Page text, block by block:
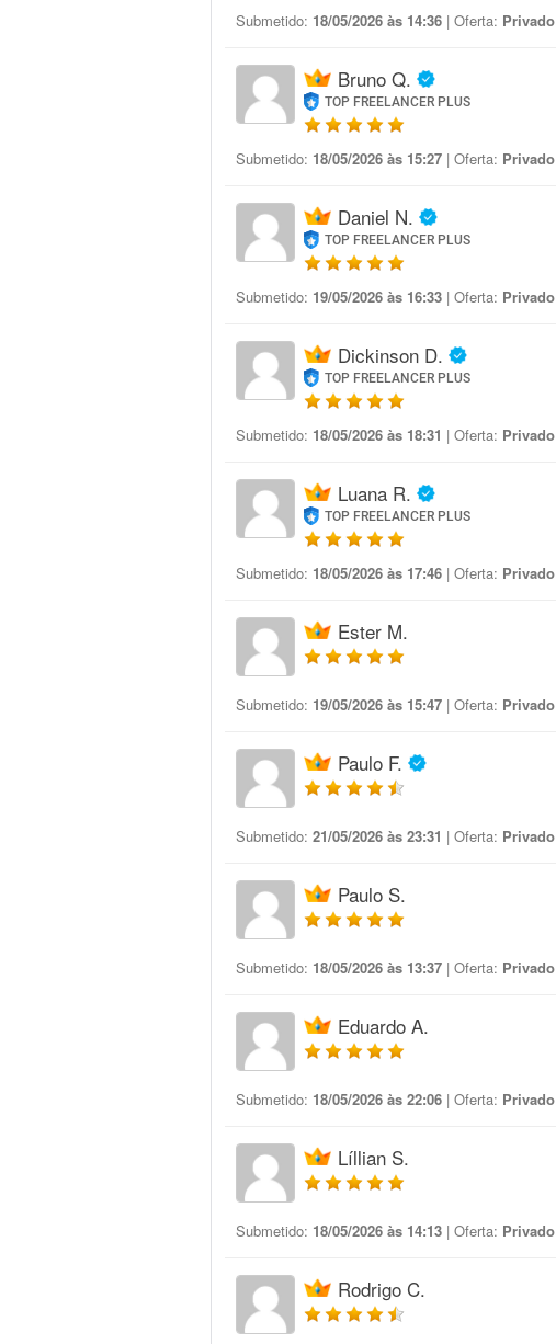
Submetido: 18/05/2026 às 14:36 | Oferta: Privado
Bruno Q.
TOP FREELANCER PLUS
Submetido: 18/05/2026 às 15:27 | Oferta: Privado
Daniel N.
TOP FREELANCER PLUS
Submetido: 19/05/2026 às 16:33 | Oferta: Privado
Dickinson D.
TOP FREELANCER PLUS
Submetido: 18/05/2026 às 18:31 | Oferta: Privado
Luana R.
TOP FREELANCER PLUS
Submetido: 18/05/2026 às 17:46 | Oferta: Privado
Ester M.
Submetido: 19/05/2026 às 15:47 | Oferta: Privado
Paulo F.
Submetido: 21/05/2026 às 23:31 | Oferta: Privado
Paulo S.
Submetido: 18/05/2026 às 13:37 | Oferta: Privado
Eduardo A.
Submetido: 18/05/2026 às 22:06 | Oferta: Privado
Líllian S.
Submetido: 18/05/2026 às 14:13 | Oferta: Privado
Rodrigo C.